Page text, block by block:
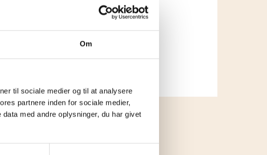
Om
til sociale medier og til at analysere
partnere inden for sociale medier,
med andre oplysninger, du har givet